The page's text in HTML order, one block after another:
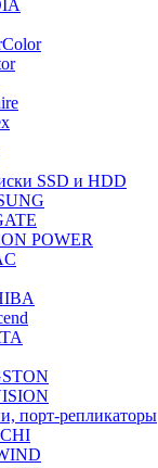
SSD и HDD
POWER
порт-репликаторы